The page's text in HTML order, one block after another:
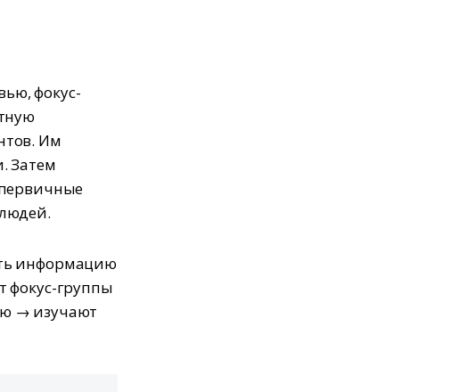
фокус-
Им
Затем
информацию
фокус-группы
→ изучают